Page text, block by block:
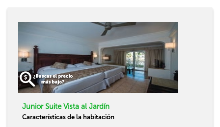
Junior Suite Vista al Jardín
Características de la habitación